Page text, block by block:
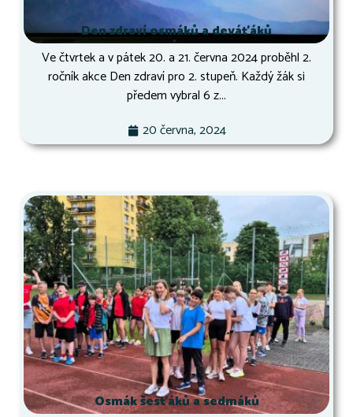
Den zdraví osmáků a deváťáků
Ve čtvrtek a v pátek 20. a 21. června 2024 proběhl 2.
ročník akce Den zdraví pro 2. stupeň. Každý žák si
předem vybral 6 z...
20 června, 2024
Osmák šesťáků a sedmáků